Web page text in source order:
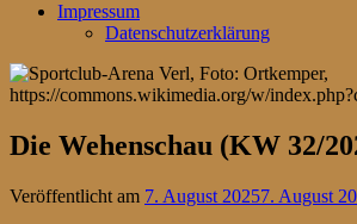
Impressum
Datenschutzerklärung
Die Wehenschau (KW 32/
Veröffentlicht am 7. August 20257. August